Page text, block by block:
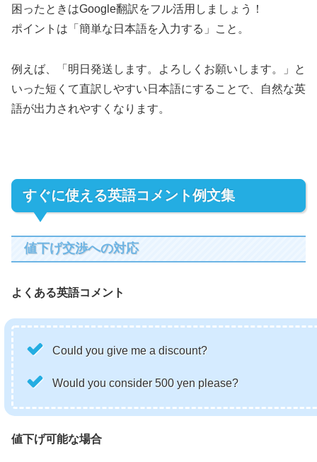
困ったときはGoogle翻訳をフル活用しましょう！
ポイントは「簡単な日本語を入力する」こと。
例えば、「明日発送します。よろしくお願いします。」と
いった短くて直訳しやすい日本語にすることで、自然な英
語が出力されやすくなります。
すぐに使える英語コメント例文集
値下げ交渉への対応
よくある英語コメント
Could you give me a discount?
Would you consider 500 yen please?
値下げ可能な場合